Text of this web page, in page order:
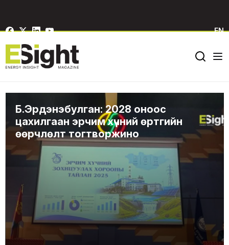
EN
Б.Эрдэнэбулган: 2028 оноос
цахилгаан эрчим хүчний өртгийн
өөрчлөлт тогтворжино